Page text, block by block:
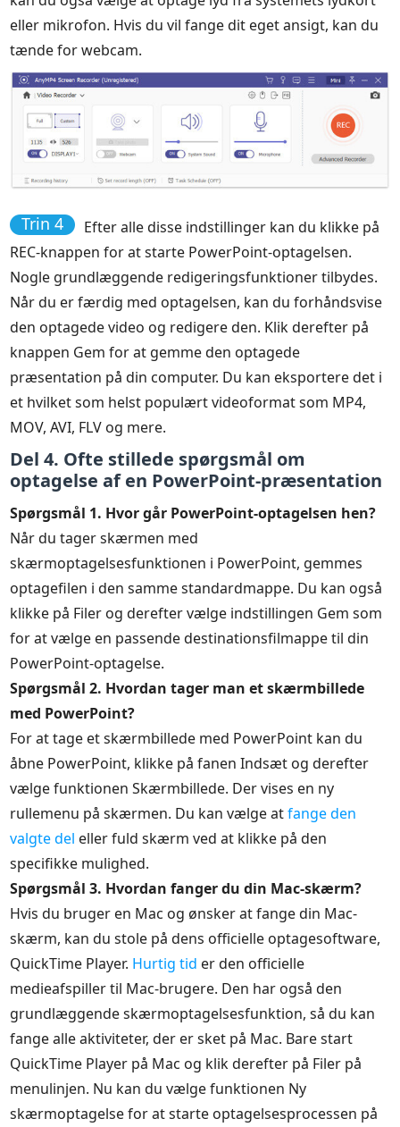
eller mikrofon. Hvis du vil fange dit eget ansigt, kan du
tænde for webcam.
Trin 4
Efter alle disse indstillinger kan du klikke på
REC-knappen for at starte PowerPoint-optagelsen.
Nogle grundlæggende redigeringsfunktioner tilbydes.
Når du er færdig med optagelsen, kan du forhåndsvise
den optagede video og redigere den. Klik derefter på
knappen Gem for at gemme den optagede
præsentation på din computer. Du kan eksportere det i
et hvilket som helst populært videoformat som MP4,
MOV, AVI, FLV og mere.
Del 4. Ofte stillede spørgsmål om
optagelse af en PowerPoint-præsentation
Spørgsmål 1. Hvor går PowerPoint-optagelsen hen?
Når du tager skærmen med
skærmoptagelsesfunktionen i PowerPoint, gemmes
optagefilen i den samme standardmappe. Du kan også
klikke på Filer og derefter vælge indstillingen Gem som
for at vælge en passende destinationsfilmappe til din
PowerPoint-optagelse.
Spørgsmål 2. Hvordan tager man et skærmbillede
med PowerPoint?
For at tage et skærmbillede med PowerPoint kan du
åbne PowerPoint, klikke på fanen Indsæt og derefter
vælge funktionen Skærmbillede. Der vises en ny
rullemenu på skærmen. Du kan vælge atfange den
valgte del eller fuld skærm ved at klikke på den
specifikke mulighed.
Spørgsmål 3. Hvordan fanger du din Mac-skærm?
Hvis du bruger en Mac og ønsker at fange din Mac-
skærm, kan du stole på dens officielle optagesoftware,
QuickTime Player. Hurtig tid er den officielle
medieafspiller til Mac-brugere. Den har også den
grundlæggende skærmoptagelsesfunktion, så du kan
fange alle aktiviteter, der er sket på Mac. Bare start
QuickTime Player på Mac og klik derefter på Filer på
menulinjen. Nu kan du vælge funktionen Ny
skærmoptagelse for at starte optagelsesprocessen på